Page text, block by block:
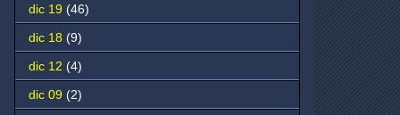
dic 19 (46)
dic 18 (9)
dic 12 (4)
dic 09 (2)